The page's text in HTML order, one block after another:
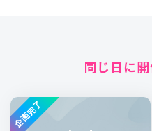
同じ日に
企画完了